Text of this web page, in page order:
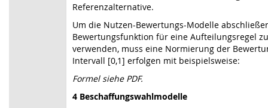
Referenzalternative.
Um die Nutzen-Bewertungs-Modelle
Bewertungsfunktion für eine Aufteilungsregel zu
verwenden, muss eine Normierung der
Intervall [0,1] erfolgen mit beispielsweise:
Formel siehe PDF.
4 Beschaffungswahlmodelle